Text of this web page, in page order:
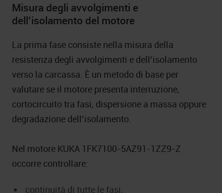
Misura degli avvolgimenti e
dell’isolamento del motore
La prima fase consiste nella misura della
resistenza degli avvolgimenti e dell’isolamento
verso la carcassa. È un metodo di base per
valutare se il motore presenta interruzione,
cortocircuito tra fasi, dispersione a massa oppure
degradazione dell’isolamento.
Nel motore KUKA 1FK7100-5AZ91-1ZZ9-Z
occorre controllare:
continuità di tutte le fasi,